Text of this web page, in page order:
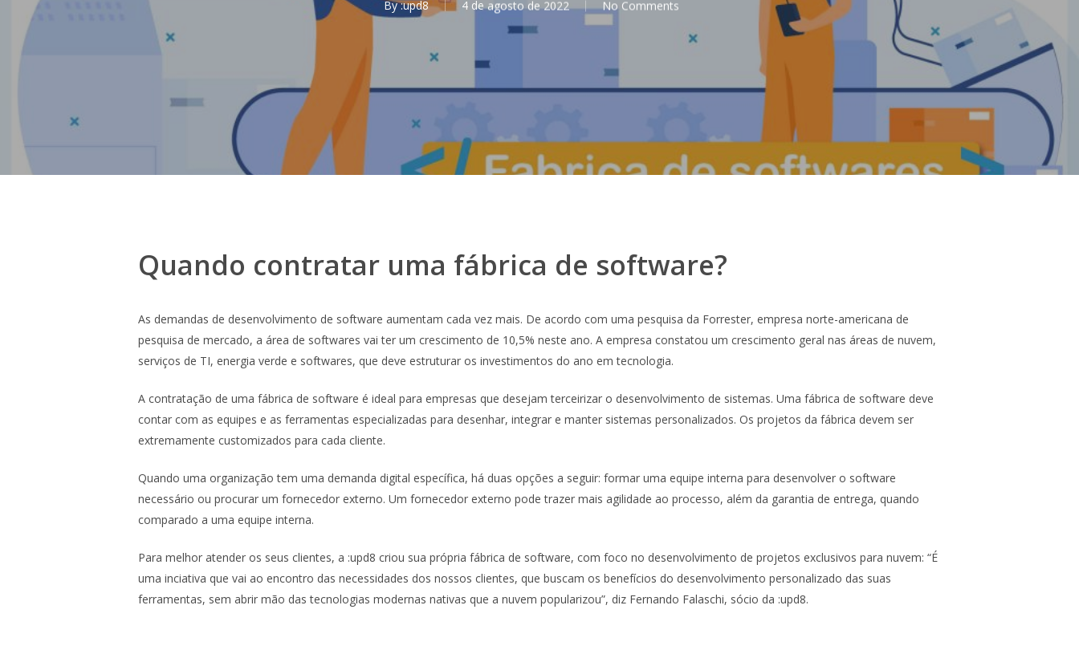
By :upd8 4 de agosto de 2022 No Comments
Quando contratar uma fábrica de software?
As demandas de desenvolvimento de software aumentam cada vez mais. De acordo com uma pesquisa da Forrester, empresa norte-americana de
pesquisa de mercado, a área de softwares vai ter um crescimento de 10,5% neste ano. A empresa constatou um crescimento geral nas áreas de nuvem,
serviços de TI, energia verde e softwares, que deve estruturar os investimentos do ano em tecnologia.
A contratação de uma fábrica de software é ideal para empresas que desejam terceirizar o desenvolvimento de sistemas. Uma fábrica de software deve
contar com as equipes e as ferramentas especializadas para desenhar, integrar e manter sistemas personalizados. Os projetos da fábrica devem ser
extremamente customizados para cada cliente.
Quando uma organização tem uma demanda digital específica, há duas opções a seguir: formar uma equipe interna para desenvolver o software
necessário ou procurar um fornecedor externo. Um fornecedor externo pode trazer mais agilidade ao processo, além da garantia de entrega, quando
comparado a uma equipe interna.
Para melhor atender os seus clientes, a :upd8 criou sua própria fábrica de software, com foco no desenvolvimento de projetos exclusivos para nuvem: “É
uma inciativa que vai ao encontro das necessidades dos nossos clientes, que buscam os benefícios do desenvolvimento personalizado das suas
ferramentas, sem abrir mão das tecnologias modernas nativas que a nuvem popularizou”, diz Fernando Falaschi, sócio da :upd8.